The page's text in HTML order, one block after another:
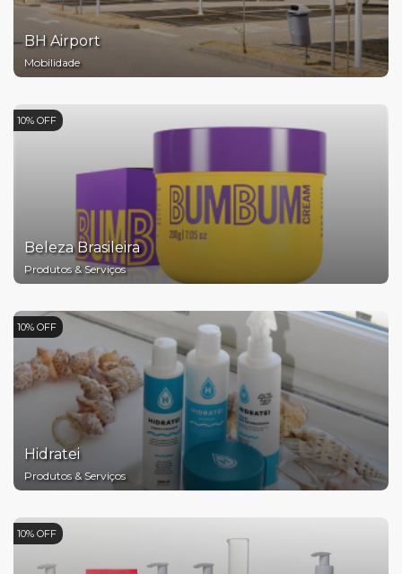
BH Airport
Mobilidade
10% OFF
Beleza Brasileira
Produtos & Serviços
10% OFF
Hidratei
Produtos & Serviços
10% OFF